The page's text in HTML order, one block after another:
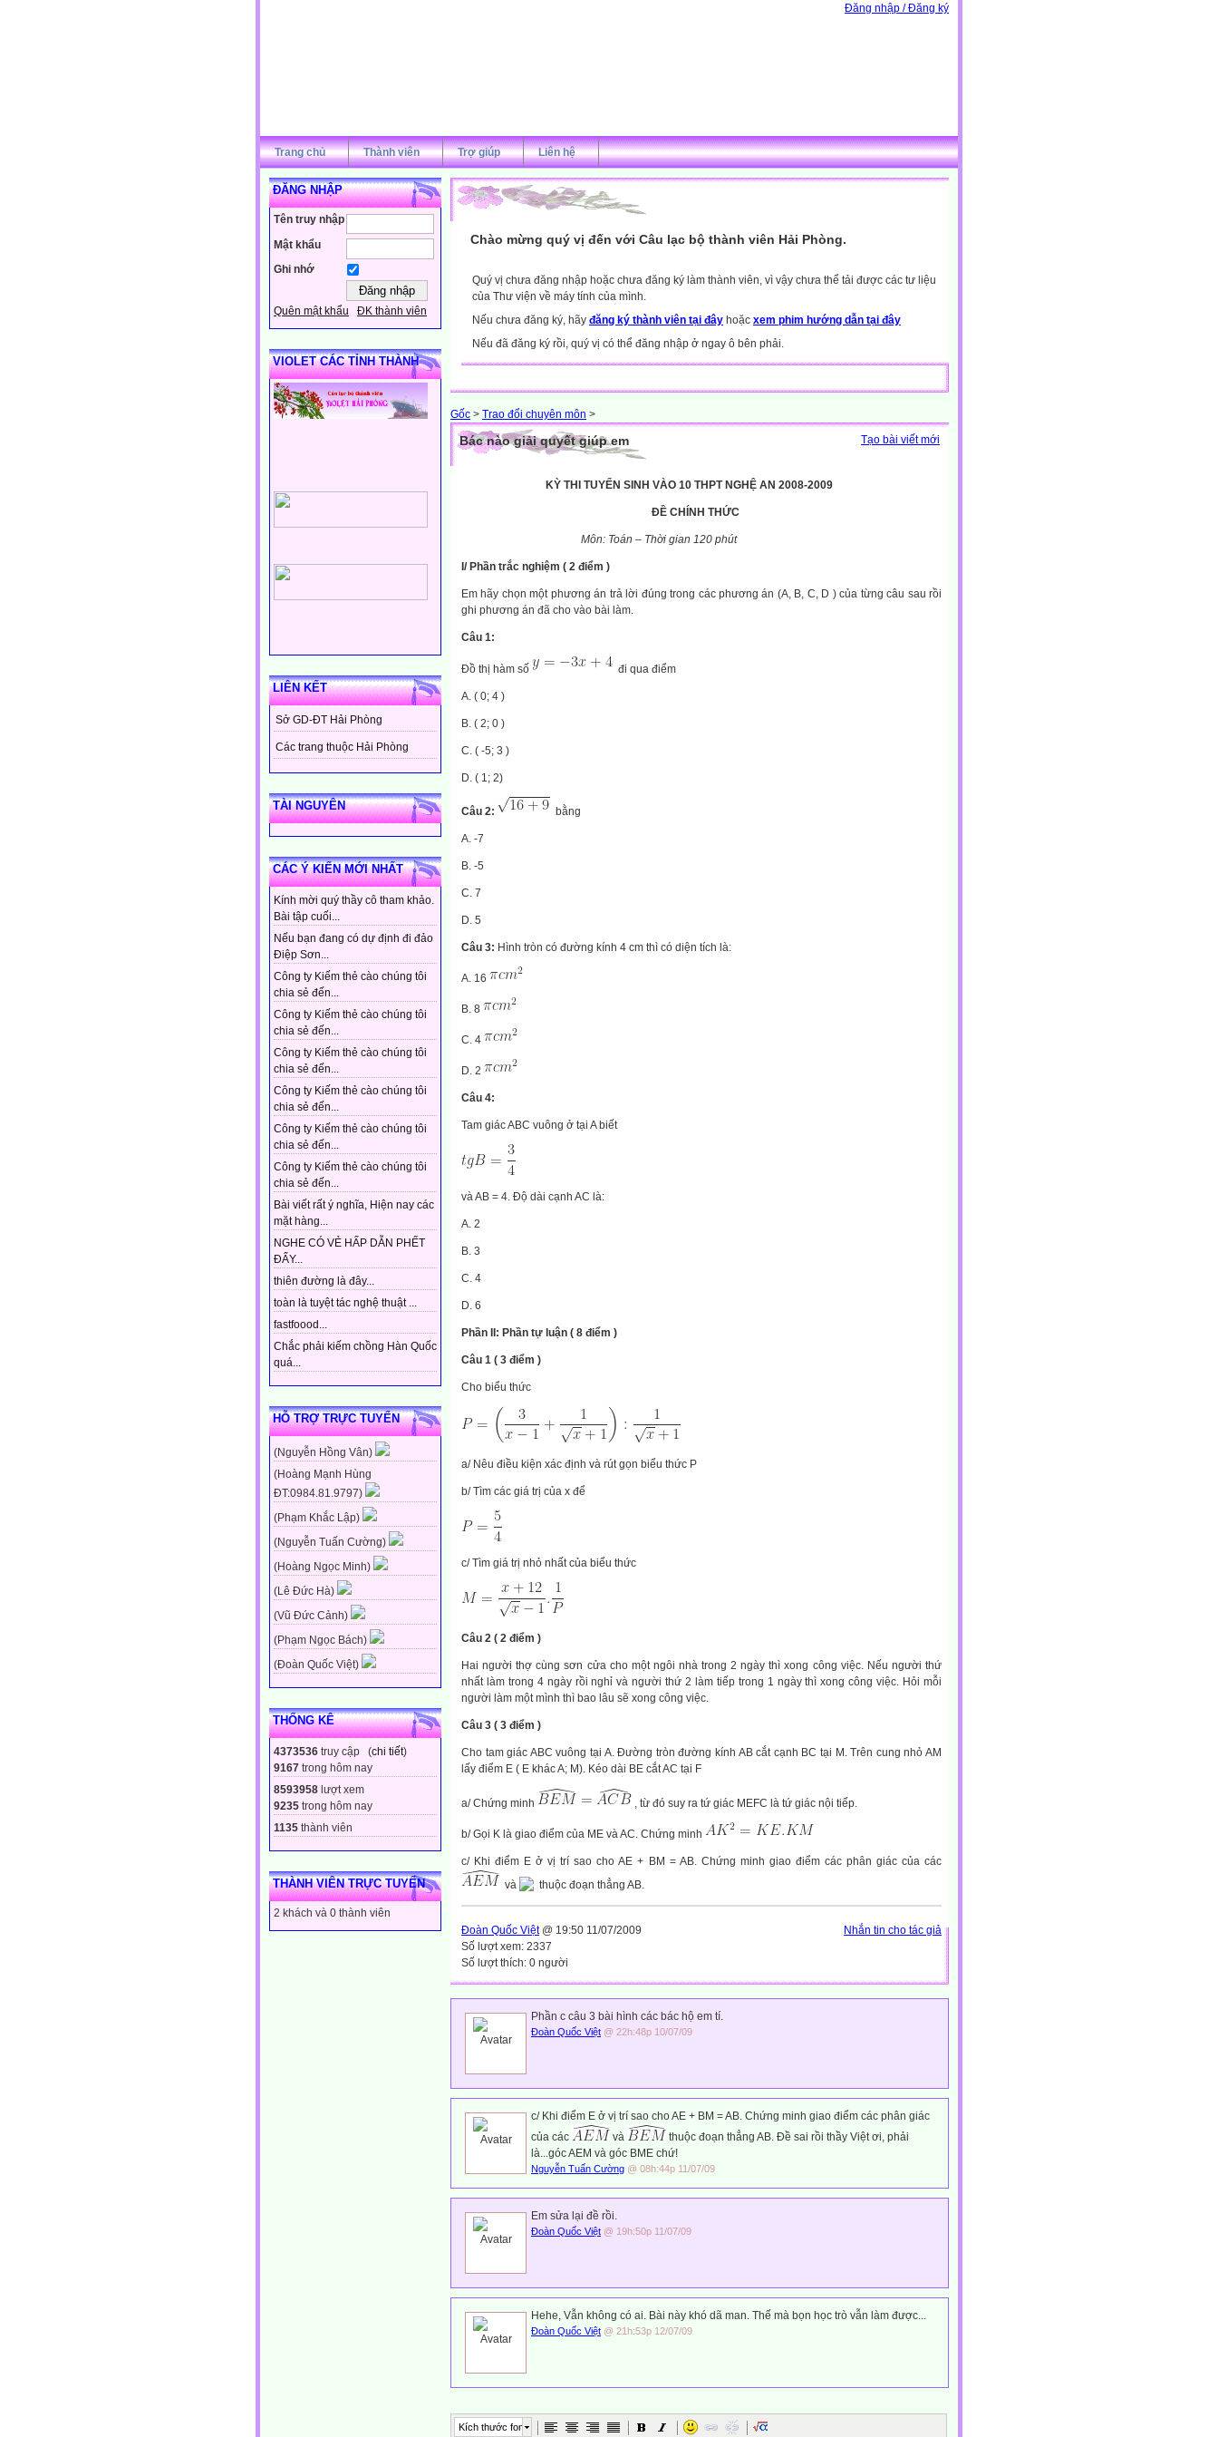
Đăng nhập / Đăng ký
Trang chủ Thành viên Trợ giúp Liên hệ
ĐĂNG NHẬP
Tên truy nhập
Mật khẩu
Ghi nhớ
Quên mật khẩu ĐK thành viên
VIOLET CÁC TỈNH THÀNH
LIÊN KẾT
Sở GD-ĐT Hải Phòng
Các trang thuộc Hải Phòng
TÀI NGUYÊN
CÁC Ý KIẾN MỚI NHẤT
Kính mời quý thầy cô tham khảo.
Bài tập cuối...
Nếu bạn đang có dự định đi đảo
Điệp Sơn...
Công ty Kiếm thẻ cào chúng tôi
chia sẻ đến...
Công ty Kiếm thẻ cào chúng tôi
chia sẻ đến...
Công ty Kiếm thẻ cào chúng tôi
chia sẻ đến...
Công ty Kiếm thẻ cào chúng tôi
chia sẻ đến...
Công ty Kiếm thẻ cào chúng tôi
chia sẻ đến...
Công ty Kiếm thẻ cào chúng tôi
chia sẻ đến...
Bài viết rất ý nghĩa, Hiện nay các
mặt hàng...
NGHE CÓ VẺ HẤP DẪN PHẾT
ĐẤY...
thiên đường là đây...
toàn là tuyệt tác nghệ thuật ...
fastfoood...
Chắc phải kiếm chồng Hàn Quốc
quá...
HỖ TRỢ TRỰC TUYẾN
(Nguyễn Hồng Vân)
(Hoàng Mạnh Hùng
ĐT:0984.81.9797)
(Phạm Khắc Lập)
(Nguyễn Tuấn Cường)
(Hoàng Ngọc Minh)
(Lê Đức Hà)
(Vũ Đức Cảnh)
(Phạm Ngọc Bách)
(Đoàn Quốc Việt)
THỐNG KÊ
4373536 truy cập (chi tiết)
9167 trong hôm nay
8593958 lượt xem
9235 trong hôm nay
1135 thành viên
THÀNH VIÊN TRỰC TUYẾN
2 khách và 0 thành viên
Chào mừng quý vị đến với Câu lạc bộ thành viên Hải Phòng.
Quý vị chưa đăng nhập hoặc chưa đăng ký làm thành viên, vì vậy chưa thể tải được các tư liệu
của Thư viện về máy tính của mình.
Nếu chưa đăng ký, hãy đăng ký thành viên tại đây hoặc xem phim hướng dẫn tại đây
Nếu đã đăng ký rồi, quý vị có thể đăng nhập ở ngay ô bên phải.
Gốc > Trao đổi chuyên môn >
Tạo bài viết mới
Bác nào giải quyết giúp em
KỲ THI TUYỂN SINH VÀO 10 THPT NGHỆ AN 2008-2009
ĐỀ CHÍNH THỨC
Môn: Toán – Thời gian 120 phút
I/ Phần trắc nghiệm ( 2 điểm )
Em hãy chọn một phương án trả lời đúng trong các phương án (A, B, C, D ) của từng câu sau rồi
ghi phương án đã cho vào bài làm.
Câu 1:
Đồ thị hàm số đi qua điểm
A. ( 0; 4 )
B. ( 2; 0 )
C. ( -5; 3 )
D. ( 1; 2)
Câu 2: bằng
A. -7
B. -5
C. 7
D. 5
Câu 3: Hình tròn có đường kính 4 cm thì có diện tích là:
A. 16
B. 8
C. 4
D. 2
Câu 4:
Tam giác ABC vuông ở tại A biết
và AB = 4. Độ dài cạnh AC là:
A. 2
B. 3
C. 4
D. 6
Phần II: Phần tự luận ( 8 điểm )
Câu 1 ( 3 điểm )
Cho biểu thức
a/ Nêu điều kiện xác định và rút gọn biểu thức P
b/ Tìm các giá trị của x để
c/ Tìm giá trị nhỏ nhất của biểu thức
Câu 2 ( 2 điểm )
Hai người thợ cùng sơn cửa cho một ngôi nhà trong 2 ngày thì xong công việc. Nếu người thứ
nhất làm trong 4 ngày rồi nghỉ và người thứ 2 làm tiếp trong 1 ngày thì xong công việc. Hỏi mỗi
người làm một mình thì bao lâu sẽ xong công việc.
Câu 3 ( 3 điểm )
Cho tam giác ABC vuông tại A. Đường tròn đường kính AB cắt cạnh BC tại M. Trên cung nhỏ AM
lấy điểm E ( E khác A; M). Kéo dài BE cắt AC tại F
a/ Chứng minh , từ đó suy ra tứ giác MEFC là tứ giác nội tiếp.
b/ Gọi K là giao điểm của ME và AC. Chứng minh
c/ Khi điểm E ở vị trí sao cho AE + BM = AB. Chứng minh giao điểm các phân giác của các
và
thuộc đoạn thẳng AB.
Nhắn tin cho tác giả
Đoàn Quốc Việt@ 19:50 11/07/2009
Số lượt xem: 2337
Số lượt thích: 0 người
Phần c câu 3 bài hình các bác hộ em tí.
Đoàn Quốc Việt @ 22h:48p 10/07/09
c/ Khi điểm E ở vị trí sao cho AE + BM = AB. Chứng minh giao điểm các phân giác
của các
và
thuộc đoạn thẳng AB. Đề sai rồi thầy Việt ơi, phải
là...góc AEM và góc BME chứ!
Nguyễn Tuấn Cường @ 08h:44p 11/07/09
Em sửa lại đề rồi.
Đoàn Quốc Việt @ 19h:50p 11/07/09
Hehe, Vẫn không có ai. Bài này khó dã man. Thế mà bọn học trò vẫn làm được...
Đoàn Quốc Việt @ 21h:53p 12/07/09
Kích thước font